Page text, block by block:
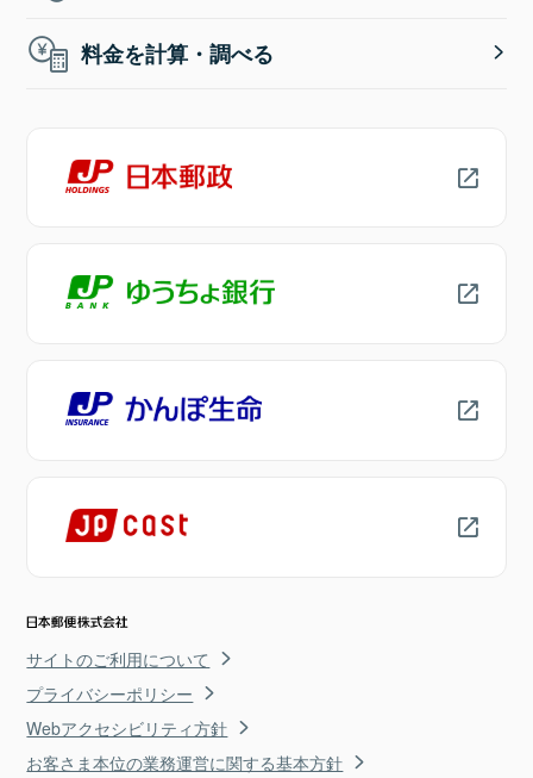
料金を計算・調べる
サイトのご利用について
プライバシーポリシー
Webアクセシビリティ方針
お客さま本位の業務運営に関する基本方針